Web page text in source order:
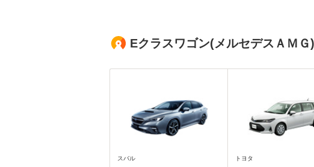
Eクラスワゴン(メルセデスＡＭ
スバル トヨタ